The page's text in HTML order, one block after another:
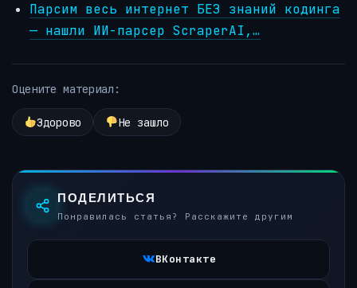
Парсим весь интернет БЕЗ знаний кодинга
— нашли ИИ-парсер ScraperAI,…
Оцените материал:
Здорово Не зашло
ПОДЕЛИТЬСЯ
Понравилась статья? Расскажите другим
ВКонтакте